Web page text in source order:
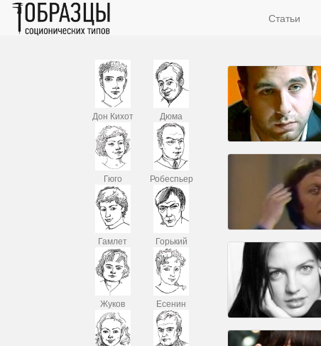
Статьи
Дон Кихот Дюма
Гюго Робеспьер
Гамлет Горький
Жуков Есенин